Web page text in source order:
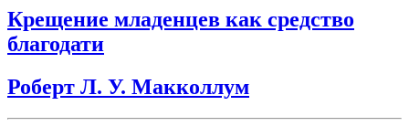
Крещение младенцев как средство
благодати
Роберт Л. У. Макколлум